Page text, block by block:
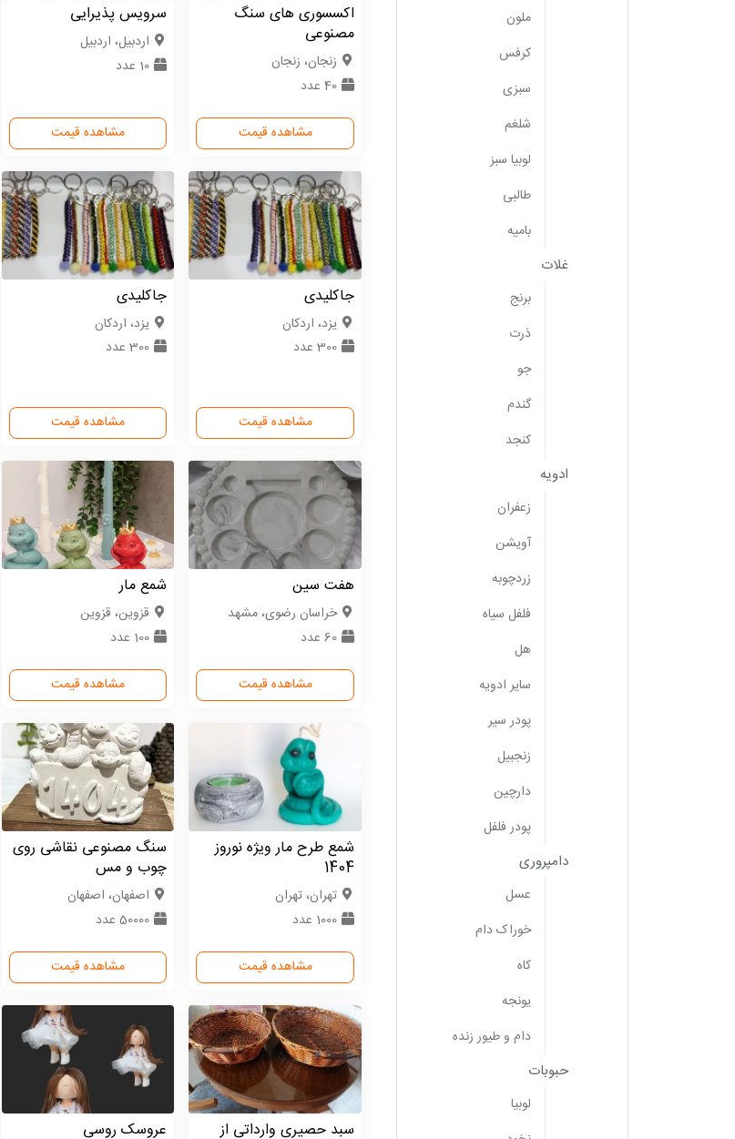
اکسسوری های سنگ
مصنوعی
زنجان، زنجان
40 عدد
مشاهده قیمت
سرویس پذیرایی
اردبیل، اردبیل
10 عدد
مشاهده قیمت
جاکلیدی
یزد، اردکان
300 عدد
مشاهده قیمت
جاکلیدی
یزد، اردکان
300 عدد
مشاهده قیمت
هفت سین
خراسان رضوی، مشهد
60 عدد
مشاهده قیمت
شمع مار
قزوین، قزوین
100 عدد
مشاهده قیمت
شمع طرح مار ویژه نوروز
1404
تهران، تهران
1000 عدد
مشاهده قیمت
سنگ مصنوعی نقاشی روی
چوب و مس
اصفهان، اصفهان
50000 عدد
مشاهده قیمت
سبد حصیری وارداتی از
عروسک روسی
ملون
کرفس
سبزی
شلغم
لوبیا سبز
طالبی
بامیه
غلات
برنج
ذرت
جو
گندم
کنجد
ادویه
زعفران
آویشن
زردچوبه
فلفل سیاه
هل
سایر ادویه
پودر سیر
زنجبیل
دارچین
پودر فلفل
دامپروری
عسل
خوراک دام
کاه
یونجه
دام و طیور زنده
حبوبات
لوبیا